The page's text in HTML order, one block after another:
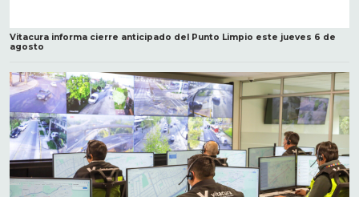
Vitacura informa cierre anticipado del Punto Limpio este jueves 6 de
agosto